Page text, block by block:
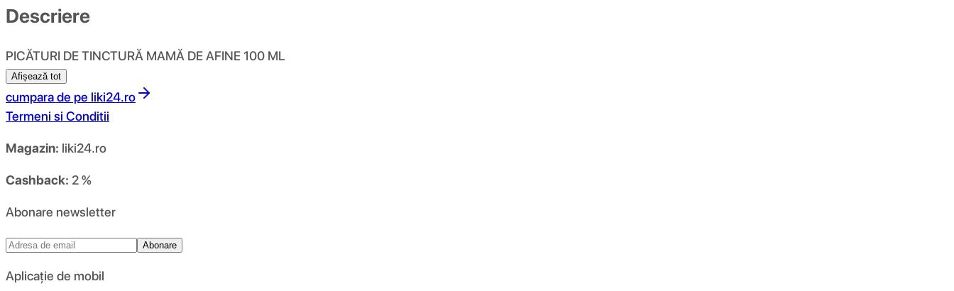
Descriere
PICĂTURI DE TINCTURĂ MAMĂ DE AFINE 100 ML
Afișează tot
cumpara de pe liki24.ro
Termeni si Conditii
Magazin: liki24.ro
Cashback: 2 %
Abonare newsletter
Abonare
Aplicație de mobil